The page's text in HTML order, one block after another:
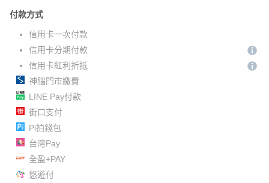
付款方式
信用卡一次付款
信用卡分期付款
信用卡紅利折抵
神腦門市繳費
LINE Pay付款
街口支付
Pi拍錢包
台灣Pay
全盈+PAY
悠遊付